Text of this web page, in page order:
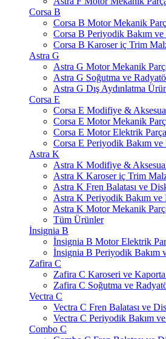
Corsa B
Corsa B Motor Mekanik
Corsa B Periyodik Bakım
Corsa B Karoser iç Trim
Astra G
Astra G Motor Mekanik
Astra G Soğutma ve
Astra G Dış Aydınlatma
Corsa E
Corsa E Modifiye &
Corsa E Motor Mekanik
Corsa E Motor Elektrik
Corsa E Periyodik Bakım ve
Astra K
Astra K Modifiye &
Astra K Karoser iç Trim
Astra K Fren Balatası ve
Astra K Periyodik Bakım ve
Astra K Motor Mekanik
Tüm Ürünler
İnsignia B
İnsignia B Motor Elektrik
İnsignia B Periyodik Bakım
Zafira C
Zafira C Karoseri ve
Zafira C Soğutma ve
Vectra C
Vectra C Fren Balatası ve
Vectra C Periyodik Bakım
Combo C